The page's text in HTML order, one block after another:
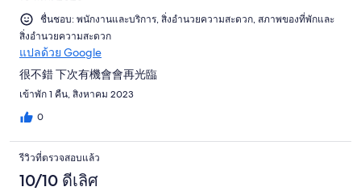
ชื่นชอบ: พนักงานและบริการ, สิ่งอำนวยความสะดวก, สภาพของที่พักและ
สิ่งอำนวยความสะดวก
แปลด้วย Google
很不錯 下次有機會會再光臨
เข้าพัก 1 คืน, สิงหาคม 2023
0
รีวิวที่ตรวจสอบแล้ว
10/10 ดีเลิศ